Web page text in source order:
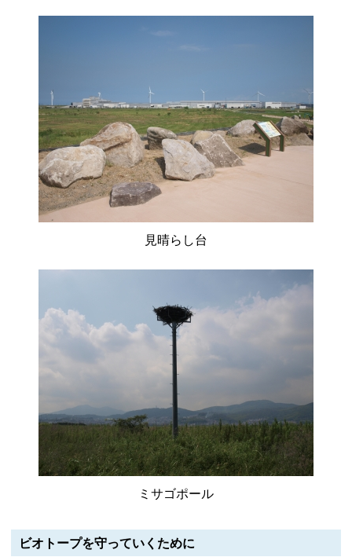
見晴らし台
ミサゴポール
ビオトープを守っていくために